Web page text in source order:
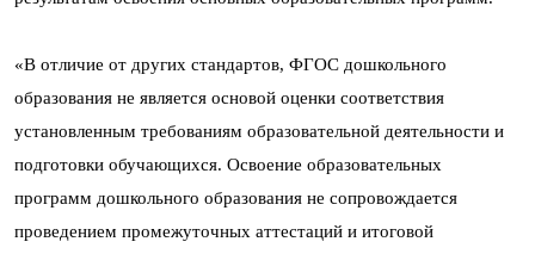
«В отличие от других стандартов, ФГОС дошкольного
образования не является основой оценки соответствия
установленным требованиям образовательной деятельности и
подготовки обучающихся. Освоение образовательных
программ дошкольного образования не сопровождается
проведением промежуточных аттестаций и итоговой